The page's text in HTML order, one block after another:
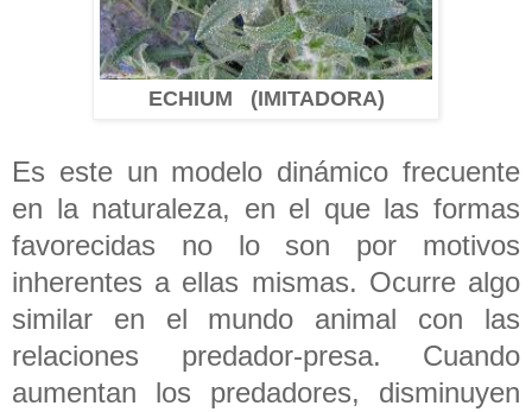
ECHIUM (IMITADORA)
Es este un modelo dinámico frecuente
en la naturaleza, en el que las formas
favorecidas no lo son por motivos
inherentes a ellas mismas. Ocurre algo
similar en el mundo animal con las
relaciones predador-presa. Cuando
aumentan los predadores, disminuyen